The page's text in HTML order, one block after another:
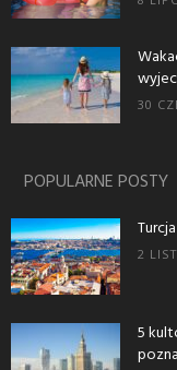
30
POPULARNE POSTY
2
5